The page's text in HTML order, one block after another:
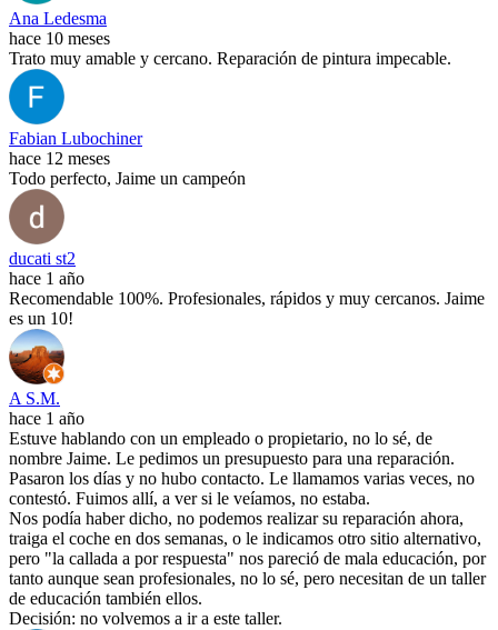
Ana Ledesma
hace 10 meses
Trato muy amable y cercano. Reparación de pintura impecable.
Fabian Lubochiner
hace 12 meses
Todo perfecto, Jaime un campeón
ducati st2
hace 1 año
Recomendable 100%. Profesionales, rápidos y muy cercanos. Jaime
es un 10!
A S.M.
hace 1 año
Estuve hablando con un empleado o propietario, no lo sé, de
nombre Jaime. Le pedimos un presupuesto para una reparación.
Pasaron los días y no hubo contacto. Le llamamos varias veces, no
contestó. Fuimos allí, a ver si le veíamos, no estaba.
Nos podía haber dicho, no podemos realizar su reparación ahora,
traiga el coche en dos semanas, o le indicamos otro sitio alternativo,
pero "la callada a por respuesta" nos pareció de mala educación, por
tanto aunque sean profesionales, no lo sé, pero necesitan de un taller
de educación también ellos.
Decisión: no volvemos a ir a este taller.